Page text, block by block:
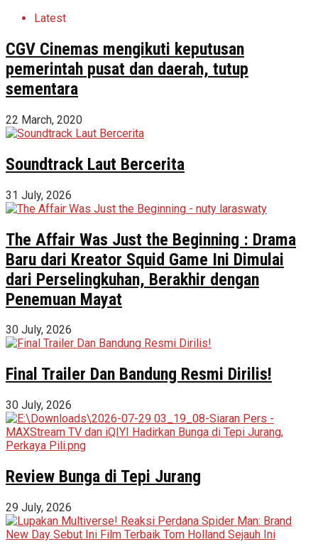
Latest
CGV Cinemas mengikuti keputusan
pemerintah pusat dan daerah, tutup
sementara
22 March, 2020
Soundtrack Laut Bercerita
31 July, 2026
The Affair Was Just the Beginning : Drama
Baru dari Kreator Squid Game Ini Dimulai
dari Perselingkuhan, Berakhir dengan
Penemuan Mayat
30 July, 2026
Final Trailer Dan Bandung Resmi Dirilis!
30 July, 2026
Review Bunga di Tepi Jurang
29 July, 2026